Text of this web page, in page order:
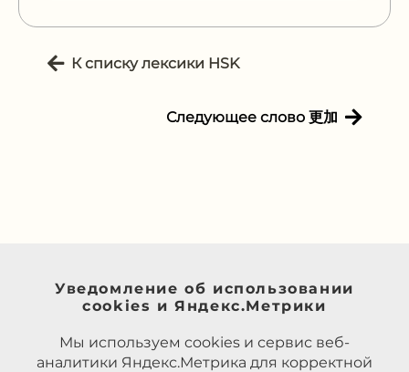
К списку лексики HSK
Следующее слово 更加
Уведомление об использовании
cookies и Яндекс.Метрики
Мы используем cookies и сервис веб-
аналитики Яндекс.Метрика для корректной